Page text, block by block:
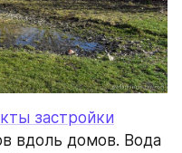
застройки
вдоль домов. Вода